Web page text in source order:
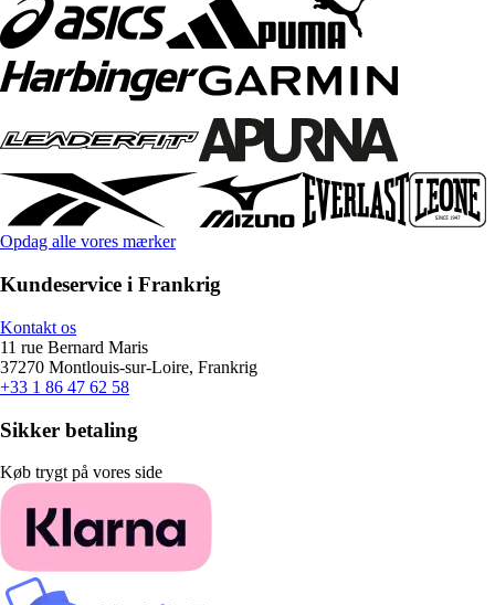
Opdag alle vores mærker
Kundeservice i Frankrig
Kontakt os
11 rue Bernard Maris
37270 Montlouis-sur-Loire, Frankrig
+33 1 86 47 62 58
Sikker betaling
Køb trygt på vores side